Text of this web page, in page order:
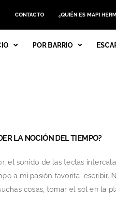
CONTACTO ¿QUIÉN ES MAPI
POR BARRIO
LA NOCIÓN DEL TIEMPO?
el sonido de las teclas
a mi pasión favorita: escribir.
cosas, tomar el sol en la